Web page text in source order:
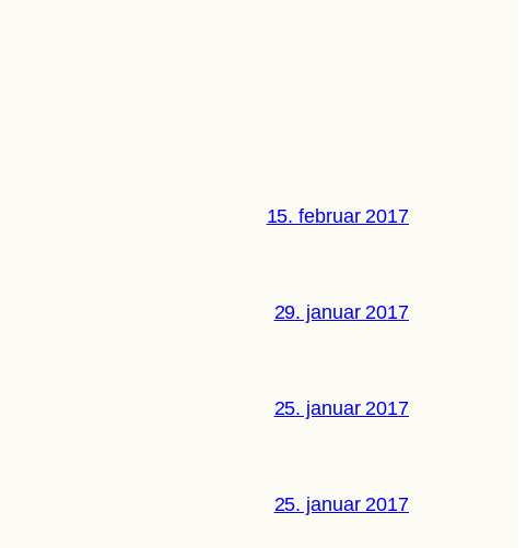
15. februar 2017
29. januar 2017
25. januar 2017
25. januar 2017